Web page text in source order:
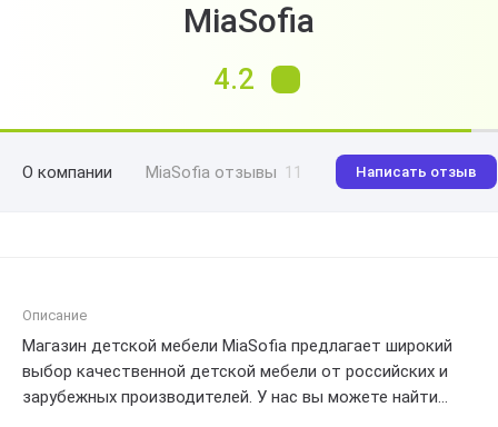
MiaSofia
4.2
О компании MiaSofia отзывы 11 Написать отзыв
Описание
Магазин детской мебели MiaSofia предлагает широкий
выбор качественной детской мебели от российских и
зарубежных производителей. У нас вы можете найти